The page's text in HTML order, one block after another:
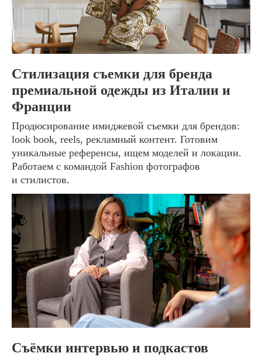
Стилизация съемки для бренда
премиальной одежды из Италии и
Франции
Продюсирование имиджевой съемки для брендов:
look book, reels, рекламный контент. Готовим
уникальные референсы, ищем моделей и локации.
Работаем с командой Fashion фотографов
и стилистов.
Съёмки интервью и подкастов